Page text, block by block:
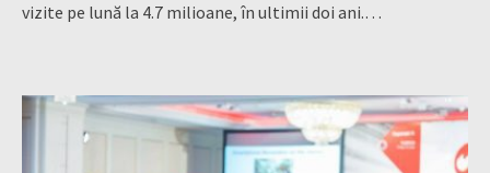
vizite pe lună la 4.7 milioane, în ultimii doi ani.…